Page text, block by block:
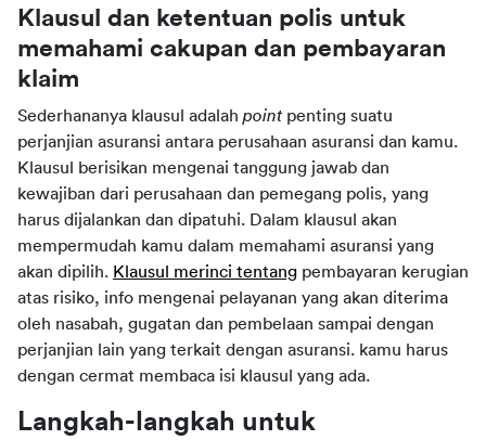
Klausul dan ketentuan polis untuk
memahami cakupan dan pembayaran
klaim
Sederhananya klausul adalah point penting suatu
perjanjian asuransi antara perusahaan asuransi dan kamu.
Klausul berisikan mengenai tanggung jawab dan
kewajiban dari perusahaan dan pemegang polis, yang
harus dijalankan dan dipatuhi. Dalam klausul akan
mempermudah kamu dalam memahami asuransi yang
akan dipilih. Klausul merinci tentang pembayaran kerugian
atas risiko, info mengenai pelayanan yang akan diterima
oleh nasabah, gugatan dan pembelaan sampai dengan
perjanjian lain yang terkait dengan asuransi. kamu harus
dengan cermat membaca isi klausul yang ada.
Langkah-langkah untuk